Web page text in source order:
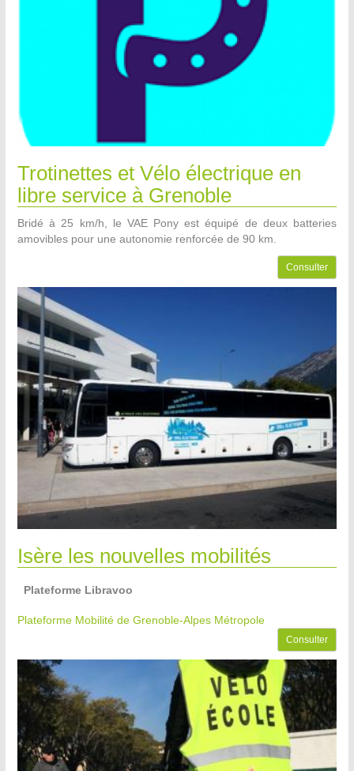
Trotinettes et Vélo électrique en
libre service à Grenoble
Bridé à 25 km/h, le VAE Pony est équipé de deux batteries
amovibles pour une autonomie renforcée de 90 km.
Consulter
Isère les nouvelles mobilités
Plateforme Libravoo
Plateforme Mobilité de Grenoble-Alpes Métropole
Consulter